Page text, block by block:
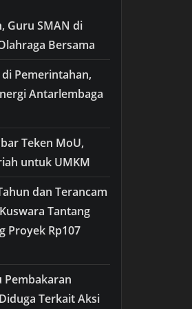
Guru SMAN di
Bersama
Pemerintahan,
Antarlembaga
Teken MoU,
untuk UMKM
dan Terancam
Tantang
Proyek Rp107
Pembakaran
Terkait Aksi